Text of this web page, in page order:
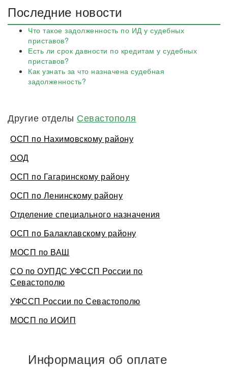
Последние новости
Что такое задолженность по ИД у судебных
приставов?
Есть ли срок давности по кредитам у судебных
приставов?
Как узнать за что назначена судебная
задолженность?
Другие отделы Севастополя
ОСП по Нахимовскому району
ООД
ОСП по Гагаринскому району
ОСП по Ленинскому району
Отделение специального назначения
ОСП по Балаклавскому району
МОСП по ВАШ
СО по ОУПДС УФССП России по
Севастополю
УФССП России по Севастополю
МОСП по ИОИП
Информация об оплате